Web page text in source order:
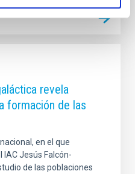
revela
formación de las
en el que
Jesús Falcón-
de las poblaciones